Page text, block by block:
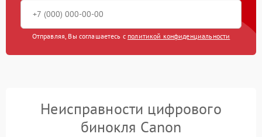
Отправляя, Вы соглашаетесь с политикой конфиденциальности
Неисправности цифрового
бинокля Canon